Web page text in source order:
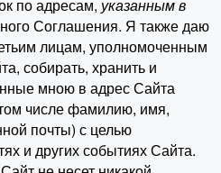
по адресам, указанным в
Соглашения. Я также даю
лицам, уполномоченным
собирать, хранить и
мною в адрес Сайта
числе фамилию, имя,
почты) с целью
и других событиях Сайта.